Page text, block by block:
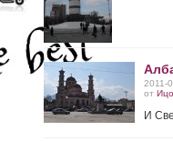
2011-
от Ицо
И